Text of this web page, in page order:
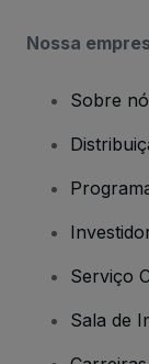
Nossa
Sobre
Serviço
Sala de